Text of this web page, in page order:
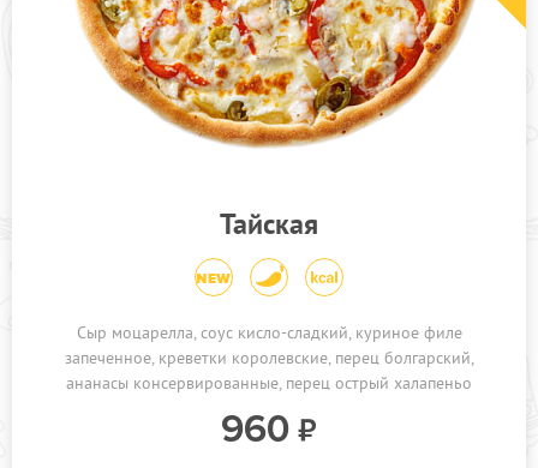
Тайская
Сыр моцарелла, соус кисло-сладкий, куриное филе
запеченное, креветки королевские, перец болгарский,
ананасы консервированные, перец острый халапеньо
960